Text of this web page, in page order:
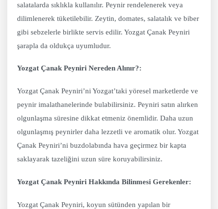
salatalarda sıklıkla kullanılır. Peynir rendelenerek veya
dilimlenerek tüketilebilir. Zeytin, domates, salatalık ve biber
gibi sebzelerle birlikte servis edilir. Yozgat Çanak Peyniri
şarapla da oldukça uyumludur.
Yozgat Çanak Peyniri Nereden Alınır?:
Yozgat Çanak Peyniri’ni Yozgat’taki yöresel marketlerde ve
peynir imalathanelerinde bulabilirsiniz. Peyniri satın alırken
olgunlaşma süresine dikkat etmeniz önemlidir. Daha uzun
olgunlaşmış peynirler daha lezzetli ve aromatik olur. Yozgat
Çanak Peyniri’ni buzdolabında hava geçirmez bir kapta
saklayarak tazeliğini uzun süre koruyabilirsiniz.
Yozgat Çanak Peyniri Hakkında Bilinmesi Gerekenler:
Yozgat Çanak Peyniri, koyun sütünden yapılan bir